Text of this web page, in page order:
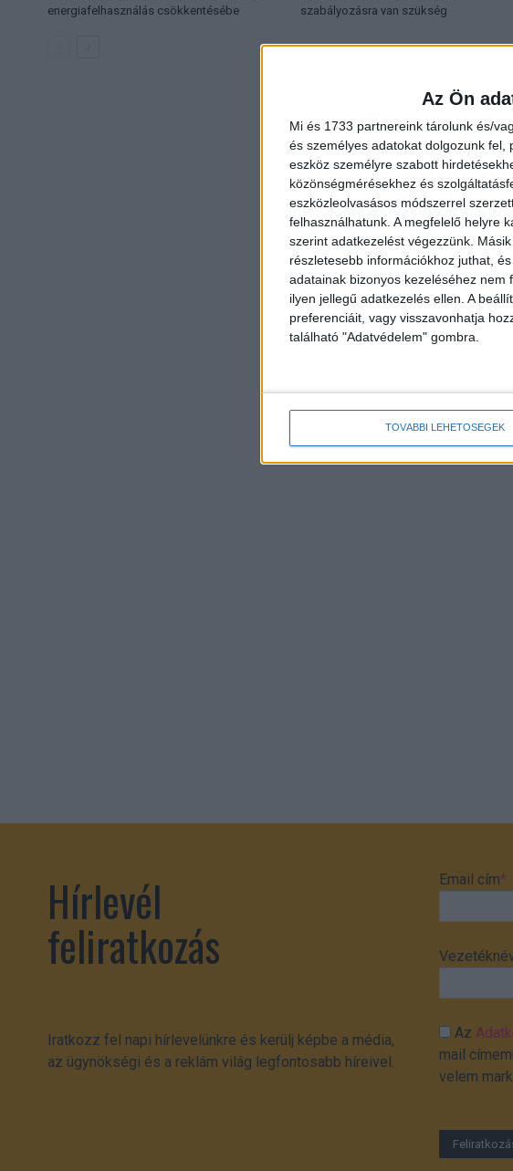
Az Ön
Mi és 1733 partnereink tárolunk és/
és személyes adatokat dolgozunk
eszköz személyre szabott
közönségmérésekhez és
eszközleolvasásos módszerrel
felhasználhatunk. A megfelelő helyre
szerint adatkezelést végezzünk.
részletesebb információkhoz juthat,
adatainak bizonyos kezeléséhez nem
ilyen jellegű adatkezelés ellen. A
preferenciáit, vagy visszavonhatja
található "Adatvédelem" gombra.
TOVÁBBI LEHETŐSÉGEK
energiafelhasználás csökkentésébe
szabályozásra van szükség
Hírlevél
feliratkozás
Iratkozz fel napi hírlevelünkre és kerülj képbe a média,
az ügynökségi és a reklám világ legfontosabb híreivel.
Email cím*
Az
mail
velem